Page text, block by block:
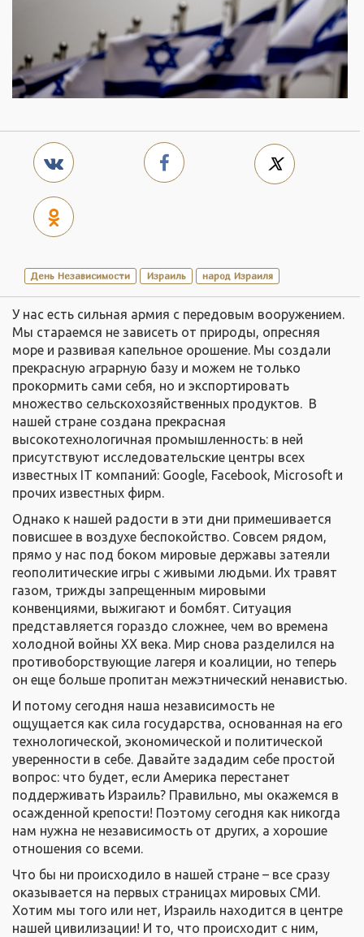
День Независимости Израиль народ Израиля
У нас есть сильная армия с передовым вооружением.
Мы стараемся не зависеть от природы, опресняя
море и развивая капельное орошение. Мы создали
прекрасную аграрную базу и можем не только
прокормить сами себя, но и экспортировать
множество сельскохозяйственных продуктов. В
нашей стране создана прекрасная
высокотехнологичная промышленность: в ней
присутствуют исследовательские центры всех
известных IT компаний: Google, Facebook, Microsoft и
прочих известных фирм.
Однако к нашей радости в эти дни примешивается
повисшее в воздухе беспокойство. Совсем рядом,
прямо у нас под боком мировые державы затеяли
геополитические игры с живыми людьми. Их травят
газом, трижды запрещенным мировыми
конвенциями, выжигают и бомбят. Ситуация
представляется гораздо сложнее, чем во времена
холодной войны XX века. Мир снова разделился на
противоборствующие лагеря и коалиции, но теперь
он еще больше пропитан межэтнический ненавистью.
И потому сегодня наша независимость не
ощущается как сила государства, основанная на его
технологической, экономической и политической
уверенности в себе. Давайте зададим себе простой
вопрос: что будет, если Америка перестанет
поддерживать Израиль? Правильно, мы окажемся в
осажденной крепости! Поэтому сегодня как никогда
нам нужна не независимость от других, а хорошие
отношения со всеми.
Что бы ни происходило в нашей стране – все сразу
оказывается на первых страницах мировых СМИ.
Хотим мы того или нет, Израиль находится в центре
нашей цивилизации! И то, что происходит с ним,